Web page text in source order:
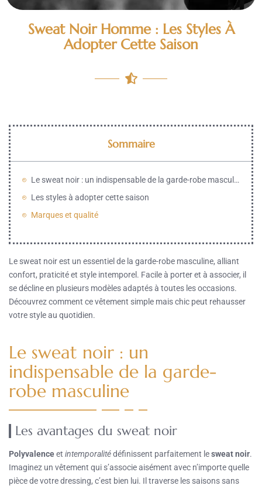
Sweat Noir Homme : Les Styles À
Adopter Cette Saison
Sommaire
Le sweat noir : un indispensable de la garde-robe masculine
Les styles à adopter cette saison
Marques et qualité
Le sweat noir est un essentiel de la garde-robe masculine, alliant
confort, praticité et style intemporel. Facile à porter et à associer, il
se décline en plusieurs modèles adaptés à toutes les occasions.
Découvrez comment ce vêtement simple mais chic peut rehausser
votre style au quotidien.
Le sweat noir : un
indispensable de la garde-
robe masculine
Les avantages du sweat noir
Polyvalenceet intemporalitédéfinissent parfaitement lesweat noir.
Imaginez un vêtement qui s’associe aisément avec n’importe quelle
pièce de votre dressing, c’est bien lui. Il traverse les saisons sans